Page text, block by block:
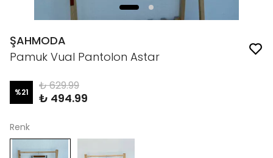
ŞAHMODA
Pamuk Vual Pantolon Astar
%21 ₺ 629.99
₺ 494.99
Renk